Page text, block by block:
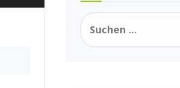
Suchen
nach: